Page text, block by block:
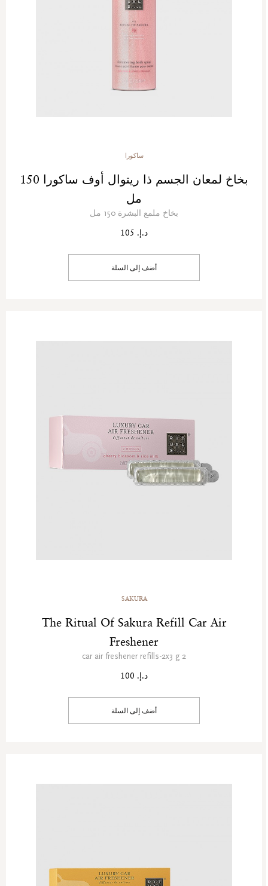
ساكورا
بخاخ لمعان الجسم ذا ريتوال أوف ساكورا 150
مل
بخاخ ملمع البشرة 150 مل
د.إ. 105
أضف إلى السلة
SAKURA
The Ritual Of Sakura Refill Car Air
Freshener
2 car air freshener refills-2x3 g
د.إ. 100
أضف إلى السلة